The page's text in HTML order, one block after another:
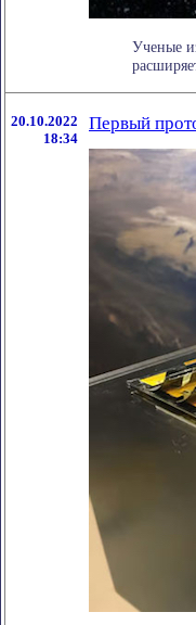
Ученые
20.10.2022
18:34
Первый